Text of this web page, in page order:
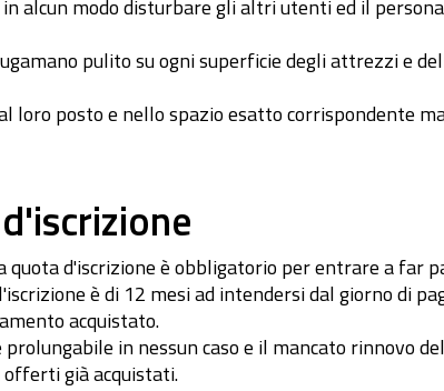
alcun modo disturbare gli altri utenti ed il
pulito su ogni superficie degli attrezzi e
loro posto e nello spazio esatto corrispondente
quota d'iscrizione è obbligatorio per entrare a far
è di 12 mesi ad intendersi dal giorno di
acquistato.
in nessun caso e il mancato rinnovo
già acquistati.